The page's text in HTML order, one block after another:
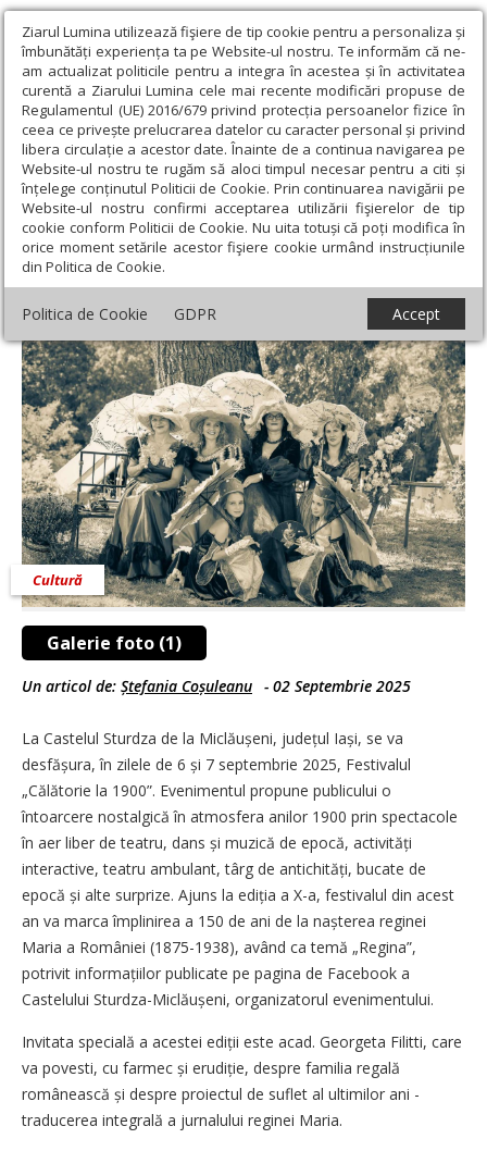
Ziarul Lumina utilizează fişiere de tip cookie pentru a personaliza și
îmbunătăți experiența ta pe Website-ul nostru. Te informăm că ne-
am actualizat politicile pentru a integra în acestea și în activitatea
curentă a Ziarului Lumina cele mai recente modificări propuse de
Regulamentul (UE) 2016/679 privind protecția persoanelor fizice în
ceea ce privește prelucrarea datelor cu caracter personal și privind
libera circulație a acestor date. Înainte de a continua navigarea pe
Website-ul nostru te rugăm să aloci timpul necesar pentru a citi și
înțelege conținutul Politicii de Cookie. Prin continuarea navigării pe
Website-ul nostru confirmi acceptarea utilizării fişierelor de tip
cookie conform Politicii de Cookie. Nu uita totuși că poți modifica în
orice moment setările acestor fişiere cookie urmând instrucțiunile
din Politica de Cookie.
Politica de Cookie GDPR Accept
Ziarul Lumina › Educaţie și Cultură › Cultură › Festivalul
„Călătorie la 1900” revine la Castelul Sturdza
Festivalul „Călătorie la 1900” revine la
Castelul Sturdza
Galerie foto (1)
Cultură
Un articol de: Ștefania Coșuleanu - 02 Septembrie 2025
La Castelul Sturdza de la Miclăușeni, județul Iași, se va
desfășura, în zilele de 6 și 7 septembrie 2025, Festivalul
„Călătorie la 1900”. Evenimentul propune publicului o
întoarcere nostalgică în atmosfera anilor 1900 prin spectacole
în aer liber de teatru, dans și muzică de epocă, activități
interactive, teatru ambulant, târg de antichități, bucate de
epocă și alte surprize. Ajuns la ediția a X-a, festivalul din acest
an va marca împlinirea a 150 de ani de la nașterea reginei
Maria a României (1875-1938), având ca temă „Regina”,
potrivit informațiilor publicate pe pagina de Facebook a
Castelului Sturdza-Miclăușeni, organizatorul evenimentului.
Invitata specială a acestei ediții este acad. Georgeta Filitti, care
va povesti, cu farmec și erudiție, despre familia regală
românească și despre proiectul de suflet al ultimilor ani -
traducerea integrală a jurnalului reginei Maria.